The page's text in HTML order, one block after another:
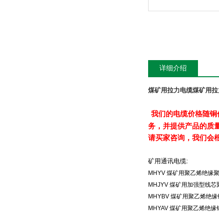
详细介绍
煤矿用拉力电缆煤矿用
我们的电缆价格随
务，并提供产品的质
请买家咨询，我们会
矿用通讯电缆:
MHYV 煤矿用聚乙烯绝缘
MHJYV 煤矿用加强型线芯
MHYBV 煤矿用聚乙烯绝
MHYAV 煤矿用聚乙烯绝缘